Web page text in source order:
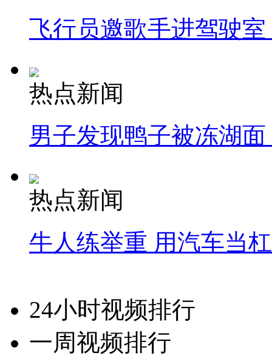
飞行员邀歌手进驾驶
热点新闻
男子发现鸭子被冻湖
热点新闻
牛人练举重 用汽车当
24小时视频排行
一周视频排行